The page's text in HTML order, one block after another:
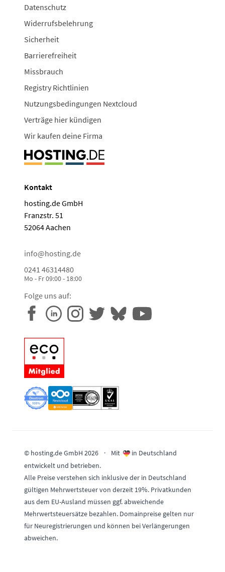
Datenschutz
Widerrufsbelehrung
Sicherheit
Barrierefreiheit
Missbrauch
Registry Richtlinien
Nutzungsbedingungen Nextcloud
Verträge hier kündigen
Wir kaufen deine Firma
Kontakt
hosting.de GmbH
Franzstr. 51
52064 Aachen
info@hosting.de
0241 46314480
Mo - Fr 09:00 - 18:00
Folge uns auf:
© hosting.de GmbH 2026 · Mit
in Deutschland
entwickelt und betrieben.
Alle Preise verstehen sich inklusive der in Deutschland
gültigen Mehrwertsteuer von derzeit 19%. Privatkunden
aus dem EU-Ausland müssen ggf. abweichende
Mehrwertsteuersätze bezahlen. Domainpreise gelten nur
für Neuregistrierungen und können bei Verlängerungen
abweichen.